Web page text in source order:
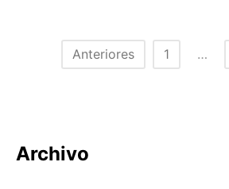
F
Paginación
Anteriores 1 …
Archivo